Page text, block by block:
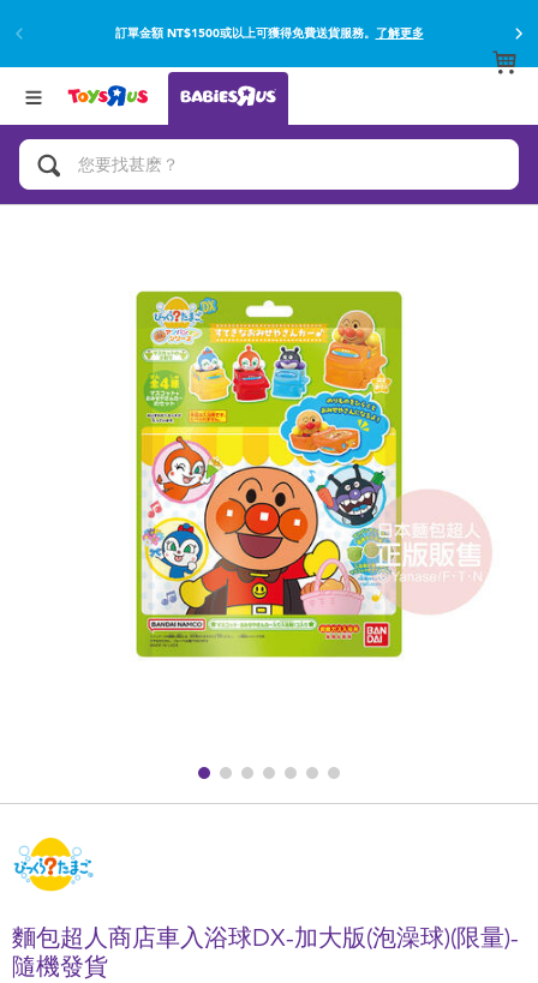
訂單金額 NT$1500或以上可獲得免費送貨服務。 了解更多
網上購買並使用門市取貨在店內取貨。
分類目錄
遊戲及活動
嬰兒專用禮品
嬰兒及兒童汽車座椅
尿片及濕紙巾
餵哺及嬰兒食品
健康及安全用品
幼兒護理、傢俬及睡眠用品
電池
品牌
查看所有
麵包超人商店車入浴球DX-加大版(泡澡球)(限量)-
隨機發貨